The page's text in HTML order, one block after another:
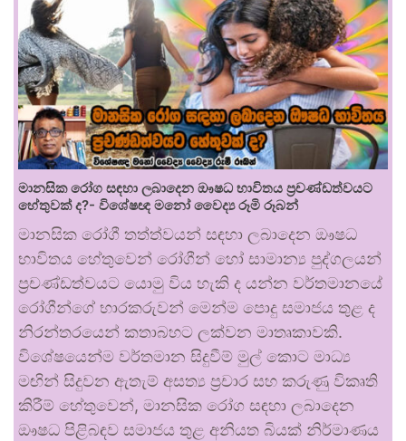
මානසික රෝග සඳහා ලබාදෙන ඖෂධ භාවිතය ප්‍රචණ්ඩත්වයට
හේතුවක් ද?- විශේෂඥ මනෝ වෛද්‍ය රූමි රූබන්
මානසික රෝගී තත්ත්වයන් සඳහා ලබාදෙන ඖෂධ
භාවිතය හේතුවෙන් රෝගීන් හෝ සාමාන්‍ය පුද්ගලයන්
ප්‍රචණ්ඩත්වයට යොමු විය හැකි ද යන්න වර්තමානයේ
රෝගීන්ගේ භාරකරුවන් මෙන්ම පොදු සමාජය තුළ ද
නිරන්තරයෙන් කතාබහට ලක්වන මාතෘකාවකි.
විශේෂයෙන්ම වර්තමාන සිදුවීම් මුල් කොට මාධ්‍ය
මඟින් සිදුවන ඇතැම් අසත්‍ය ප්‍රචාර සහ කරුණු විකෘති
කිරීම් හේතුවෙන්, මානසික රෝග සඳහා ලබාදෙන
ඖෂධ පිළිබඳව සමාජය තුළ අනියත බියක් නිර්මාණය